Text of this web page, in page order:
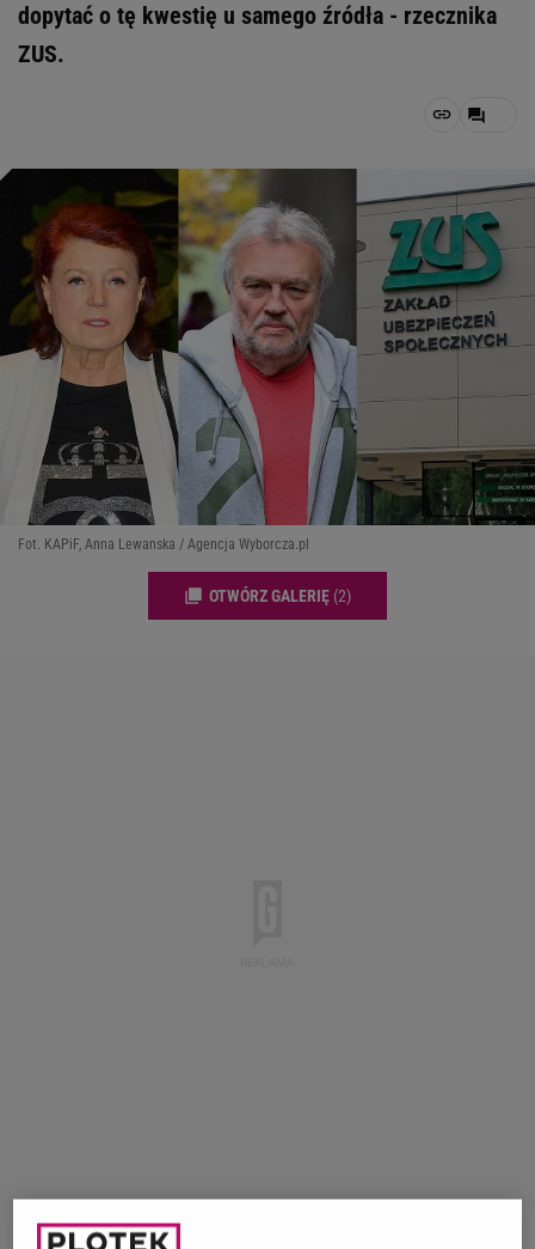
dopytać o tę kwestię u samego źródła - rzecznika
ZUS.
Fot. KAPiF, Anna Lewanska / Agencja Wyborcza.pl
OTWÓRZ GALERIĘ (2)